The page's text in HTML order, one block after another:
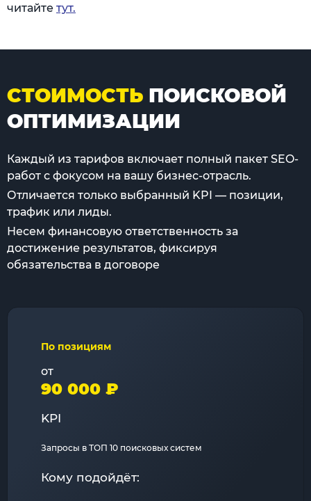
читайте тут.
СТОИМОСТЬ ПОИСКОВОЙ
ОПТИМИЗАЦИИ
Каждый из тарифов включает полный пакет SEO-
работ с фокусом на вашу бизнес-отрасль.
Отличается только выбранный KPI — позиции,
трафик или лиды.
Несем финансовую ответственность за
достижение результатов, фиксируя
обязательства в договоре
По позициям
от
90 000 ₽
KPI
Запросы в ТОП 10 поисковых систем
Кому подойдёт: